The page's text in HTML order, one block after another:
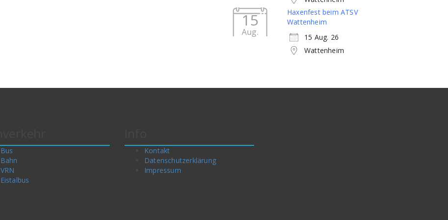
15
Aug.
Haxenfest beim ATSV
Wattenheim
15 Aug. 26
Wattenheim
Bus
Bahn
VRN
Eistalbus
Kontakt
Datenschutzerklärung
Impressum